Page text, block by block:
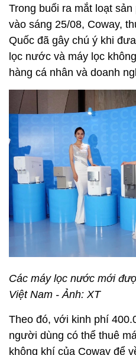
Trong buổi ra mắt loạt
vào sáng 25/08, Coway,
Quốc đã gây chú ý khi
lọc nước và máy lọc
hàng cá nhân và doanh
Các máy lọc nước mới
Việt Nam - Ảnh: XT
Theo đó, với kinh phí
người dùng có thể thuê
không khí của Coway để